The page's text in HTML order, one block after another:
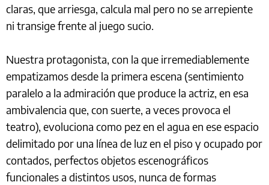
claras, que arriesga, calcula mal pero no se arrepiente
ni transige frente al juego sucio.
Nuestra protagonista, con la que irremediablemente
empatizamos desde la primera escena (sentimiento
paralelo a la admiración que produce la actriz, en esa
ambivalencia que, con suerte, a veces provoca el
teatro), evoluciona como pez en el agua en ese espacio
delimitado por una línea de luz en el piso y ocupado por
contados, perfectos objetos escenográficos
funcionales a distintos usos, nunca de formas